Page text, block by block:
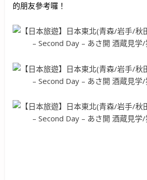
的朋友參考囉！